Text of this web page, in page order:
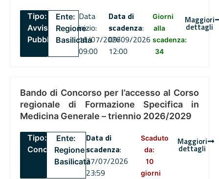
Tipo:
Avviso
Pubblico
Ente:
Regione
Basilicata
Data
inizio:
16/07/2026
09:00
Data di
scadenza:
09/09/2026
12:00
Giorni
alla
scadenza:
34
Maggiori
dettagli
Bando di Concorso per l’accesso al Corso
regionale di Formazione Specifica in
Medicina Generale – triennio 2026/2029
Tipo:
Concorsi
Ente:
Regione
Basilicata
Data di
scadenza:
27/07/2026
23:59
Scaduto
da:
10
giorni
Maggiori
dettagli